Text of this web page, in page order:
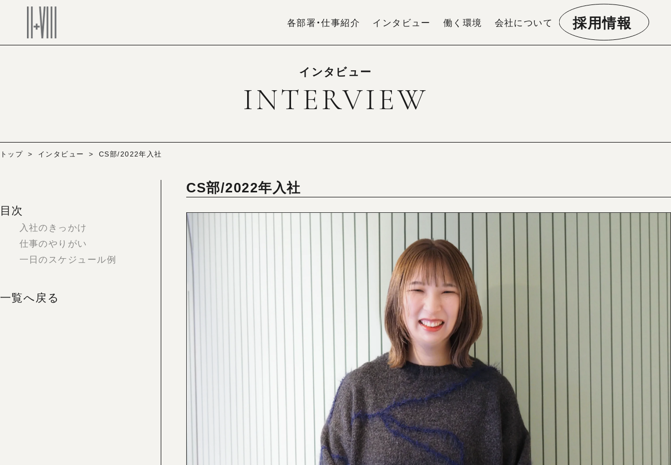
各部署・仕事紹介 インタビュー 働く環境 会社について 採用情報
インタビュー
INTERVIEW
トップ インタビュー CS部/2022年入社
目次
入社のきっかけ
仕事のやりがい
一日のスケジュール例
一覧へ戻る
CS部/2022年入社